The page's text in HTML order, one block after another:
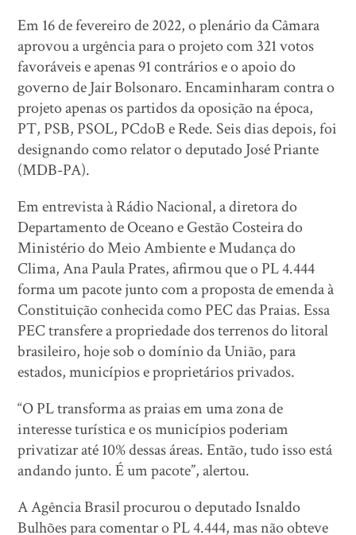
Em 16 de fevereiro de 2022, o plenário da Câmara
aprovou a urgência para o projeto com 321 votos
favoráveis e apenas 91 contrários e o apoio do
governo de Jair Bolsonaro. Encaminharam contra o
projeto apenas os partidos da oposição na época,
PT, PSB, PSOL, PCdoB e Rede. Seis dias depois, foi
designando como relator o deputado José Priante
(MDB-PA).
Em entrevista à Rádio Nacional, a diretora do
Departamento de Oceano e Gestão Costeira do
Ministério do Meio Ambiente e Mudança do
Clima, Ana Paula Prates, afirmou que o PL 4.444
forma um pacote junto com a proposta de emenda à
Constituição conhecida como PEC das Praias. Essa
PEC transfere a propriedade dos terrenos do litoral
brasileiro, hoje sob o domínio da União, para
estados, municípios e proprietários privados.
“O PL transforma as praias em uma zona de
interesse turística e os municípios poderiam
privatizar até 10% dessas áreas. Então, tudo isso está
andando junto. É um pacote”, alertou.
A Agência Brasil procurou o deputado Isnaldo
Bulhões para comentar o PL 4.444, mas não obteve